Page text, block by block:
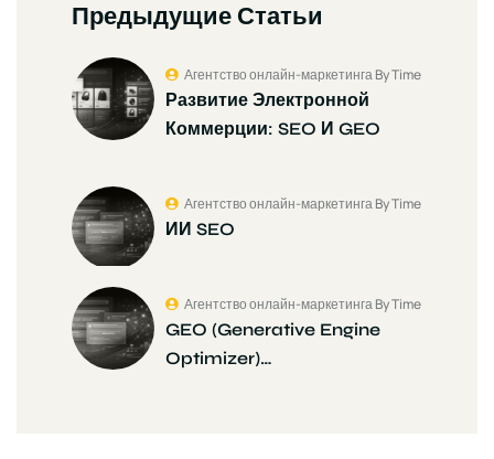
Предыдущие Статьи
Развитие Электронной
Коммерции: SEO И GEO
Агентство онлайн-маркетинга By Time
ИИ SEO
Агентство онлайн-маркетинга By Time
GEO (Generative Engine
Optimizer)…
Агентство онлайн-маркетинга By Time